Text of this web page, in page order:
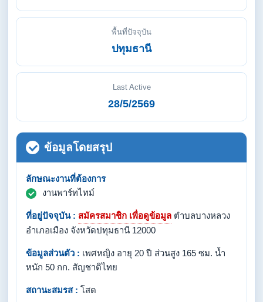
พื้นที่ปัจจุบัน
ปทุมธานี
Last Active
28/5/2569
ข้อมูลโดยสรุป
ลักษณะงานที่ต้องการ
งานพาร์ทไทม์
ที่อยู่ปัจจุบัน : สมัครสมาชิก เพื่อดูข้อมูล ตำบลบางหลวง
อำเภอเมือง จังหวัดปทุมธานี 12000
ข้อมูลส่วนตัว : เพศหญิง อายุ 20 ปี ส่วนสูง 165 ซม. น้ำ
หนัก 50 กก. สัญชาติไทย
สถานะสมรส : โสด